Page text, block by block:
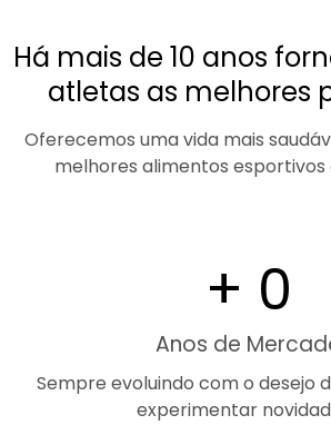
Há mais de 10 anos
atletas as melhores
Oferecemos uma vida mais
melhores alimentos esportivos
Anos de
+ 0
Sempre evoluindo com o desejo
experimentar